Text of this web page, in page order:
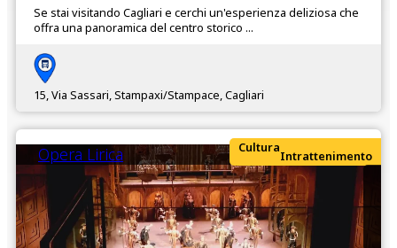
Se stai visitando Cagliari e cerchi un'esperienza deliziosa che
offra una panoramica del centro storico ...
15, Via Sassari, Stampaxi/Stampace, Cagliari
Opera Lirica Cultura
Intrattenimento